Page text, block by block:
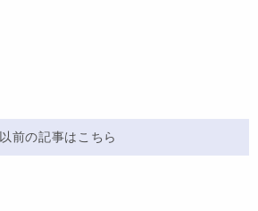
以前の記事はこちら